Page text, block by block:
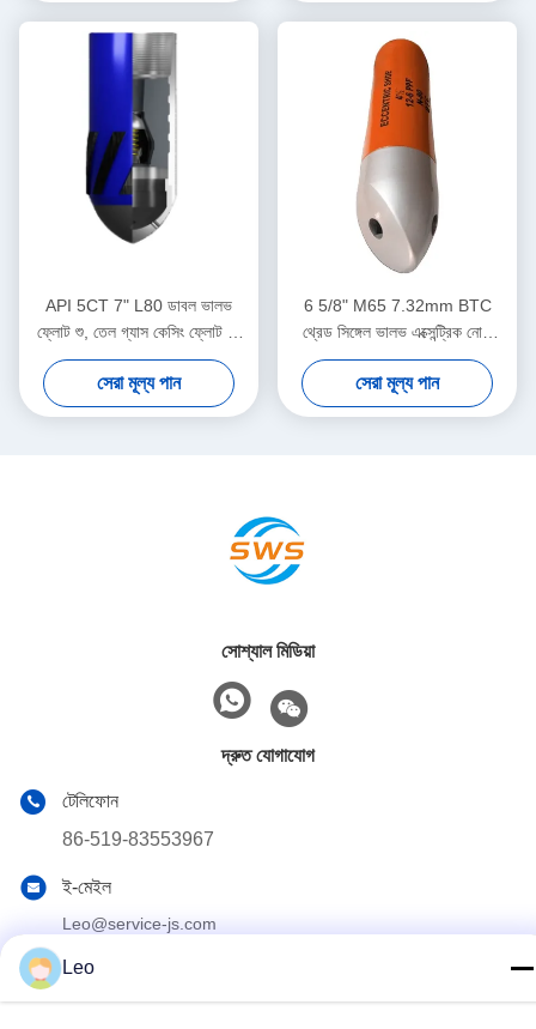
API 5CT 7" L80 ডাবল ভালভ
ফ্লোট শু, তেল গ্যাস কেসিং ফ্লোট শু,
জটিল ডাউনহোল সিমেন্টিং কাজের জন্য
উপযুক্ত
সেরা মূল্য পান
6 5/8" M65 7.32mm BTC
থ্রেড সিঙ্গেল ভালভ এক্সেন্ট্রিক নোজ
ফ্লোট শু তেলক্ষেত্র সিমেন্টিং
অ্যাপ্লিকেশনের জন্য নিবেদিত
সেরা মূল্য পান
সোশ্যাল মিডিয়া
দ্রুত যোগাযোগ
টেলিফোন
86-519-83553967
ই-মেইল
Leo@service-js.com
ঠিকানা
হাই-টেক ইন্ডাস্ট্রিয়াল পার্ক উজিন জোন, চাংঝু, জিয়াংসু প্রদেশ, চীন
Leo